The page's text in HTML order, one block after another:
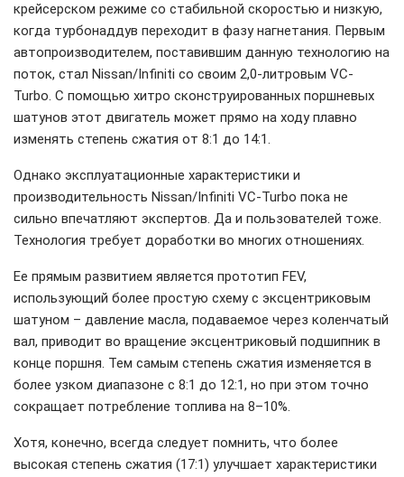
крейсерском режиме со стабильной скоростью и низкую,
когда турбонаддув переходит в фазу нагнетания. Первым
автопроизводителем, поставившим данную технологию на
поток, стал Nissan/Infiniti со своим 2,0-литровым VC-
Turbo. С помощью хитро сконструированных поршневых
шатунов этот двигатель может прямо на ходу плавно
изменять степень сжатия от 8:1 до 14:1.
Однако эксплуатационные характеристики и
производительность Nissan/Infiniti VC-Turbo пока не
сильно впечатляют экспертов. Да и пользователей тоже.
Технология требует доработки во многих отношениях.
Ее прямым развитием является прототип FEV,
использующий более простую схему с эксцентриковым
шатуном – давление масла, подаваемое через коленчатый
вал, приводит во вращение эксцентриковый подшипник в
конце поршня. Тем самым степень сжатия изменяется в
более узком диапазоне с 8:1 до 12:1, но при этом точно
сокращает потребление топлива на 8–10%.
Хотя, конечно, всегда следует помнить, что более
высокая степень сжатия (17:1) улучшает характеристики